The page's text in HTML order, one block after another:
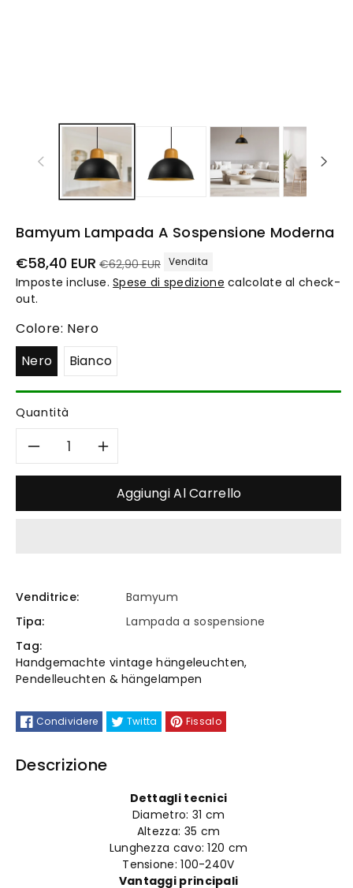
Bamyum Lampada A Sospensione Moderna
Prezzo
di
vendita
€58,40 EUR Prezzo
di
listino
€62,90 EUR Vendita
Imposte incluse.Spese di spedizione calcolate al check-
out.
Colore: Nero
Nero
Bianco
Quantità
Diminuisci
quantità
lampada
a
sospensione
Aumenta
quantità
lampada
sospensione
Aggiungi Al Carrello
Venditrice:
Bamyum
Tipa:
Lampada a sospensione
Tag:
Handgemachte vintage hängeleuchten,
Pendelleuchten & hängelampen
Condividere Twitta Fissalo
Descrizione
Dettagli tecnici
Diametro: 31 cm
Altezza: 35 cm
Lunghezza cavo: 120 cm
Tensione: 100-240V
Vantaggi principali